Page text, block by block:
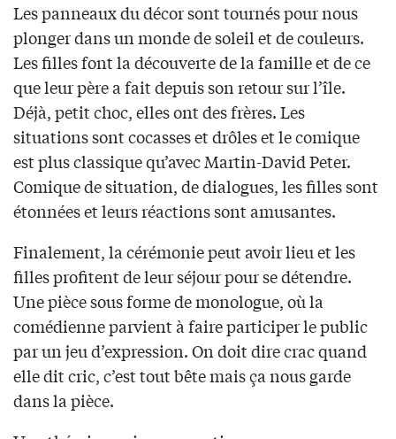
Les panneaux du décor sont tournés pour nous
plonger dans un monde de soleil et de couleurs.
Les filles font la découverte de la famille et de ce
que leur père a fait depuis son retour sur l’île.
Déjà, petit choc, elles ont des frères. Les
situations sont cocasses et drôles et le comique
est plus classique qu’avec Martin-David Peter.
Comique de situation, de dialogues, les filles sont
étonnées et leurs réactions sont amusantes.
Finalement, la cérémonie peut avoir lieu et les
filles profitent de leur séjour pour se détendre.
Une pièce sous forme de monologue, où la
comédienne parvient à faire participer le public
par un jeu d’expression. On doit dire crac quand
elle dit cric, c’est tout bête mais ça nous garde
dans la pièce.